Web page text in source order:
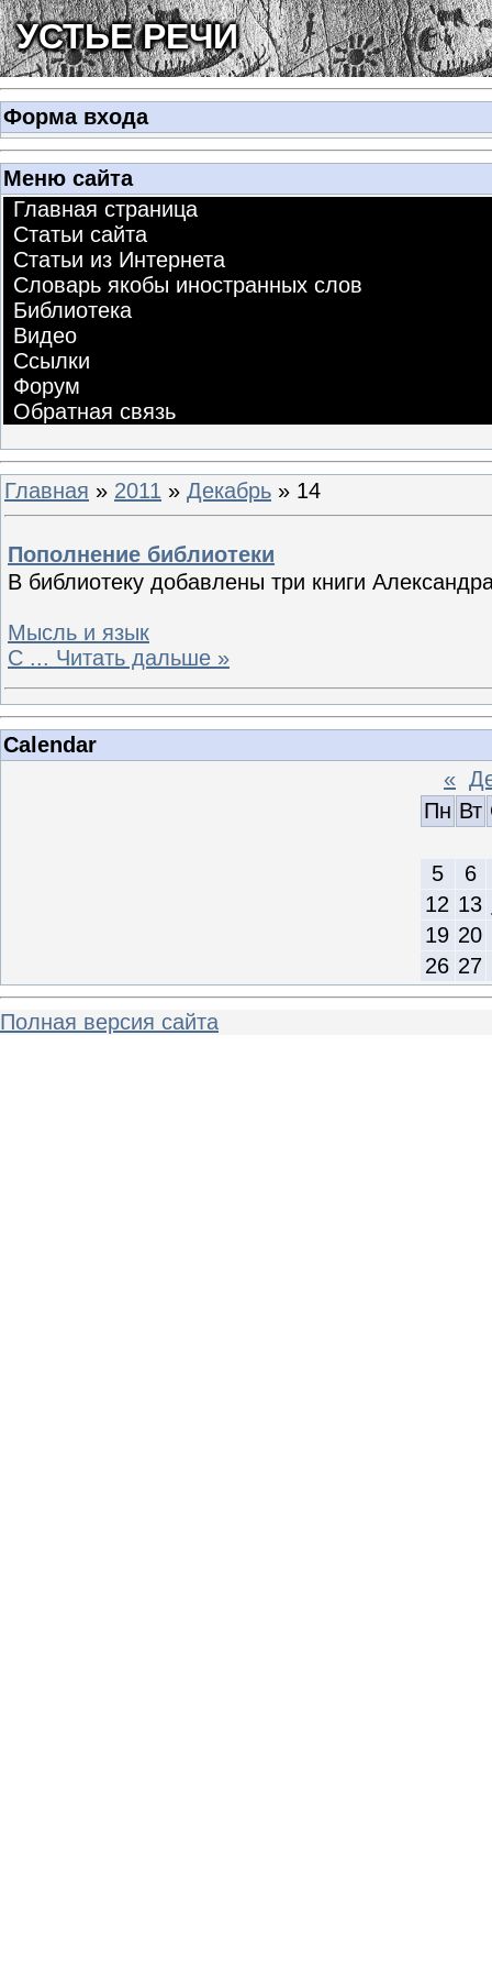
УСТЬЕ РЕЧИ
Форма входа
Меню сайта
Главная страница
Статьи сайта
Статьи из Интернета
Словарь якобы иностранных слов
Библиотека
Видео
Ссылки
Форум
Обратная связь
Главная » 2011 » Декабрь » 14
Пополнение библиотеки
В библиотеку добавлены три книги
Мысль и язык
С ... Читать дальше »
Calendar
«
Пн Вт
5
6
12 13
19 20
26 27
Полная версия сайта